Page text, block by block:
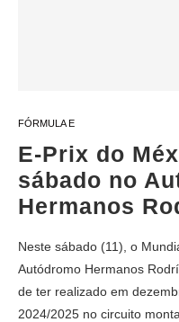
FÓRMULA E
E-Prix do
sábado no
Hermanos
Neste sábado (11), o
Autódromo Hermanos
de ter realizado em
2024/2025 no circuito